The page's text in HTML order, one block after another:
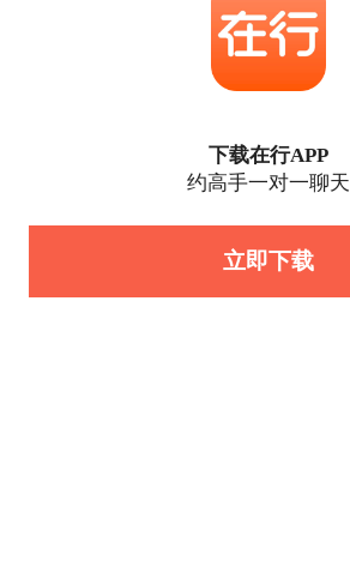
下载在行APP
约高手一对一聊天
立即下载